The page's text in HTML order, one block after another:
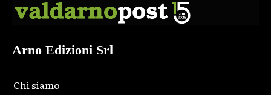
Arno Edizioni Srl
Chi siamo